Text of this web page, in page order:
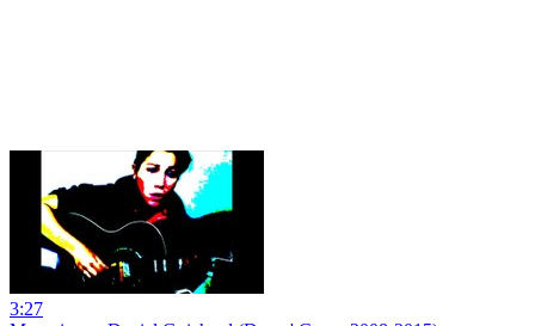
3:27